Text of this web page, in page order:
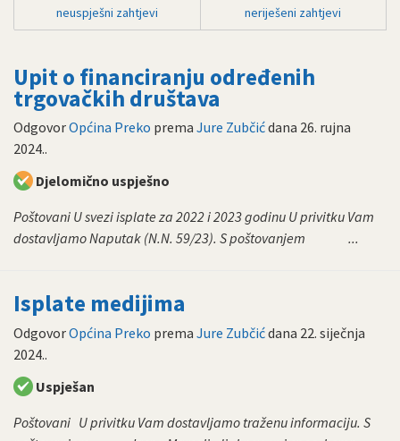
neuspješni zahtjevi neriješeni zahtjevi
Upit o financiranju određenih
trgovačkih društava
OdgovorOpćina Preko prema Jure Zubčićdana 26. rujna
2024..
Djelomično uspješno
Poštovani U svezi isplate za 2022 i 2023 godinu U privitku Vam
dostavljamo Naputak (N.N. 59/23). S poštovanjem ...
Isplate medijima
OdgovorOpćina Preko prema Jure Zubčićdana 22. siječnja
2024..
Uspješan
Poštovani U privitku Vam dostavljamo traženu informaciju. S